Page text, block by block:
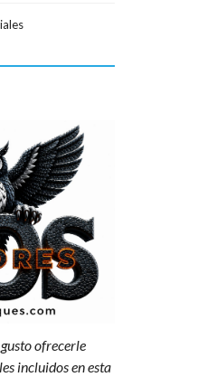
ofrecerle
incluidos en esta